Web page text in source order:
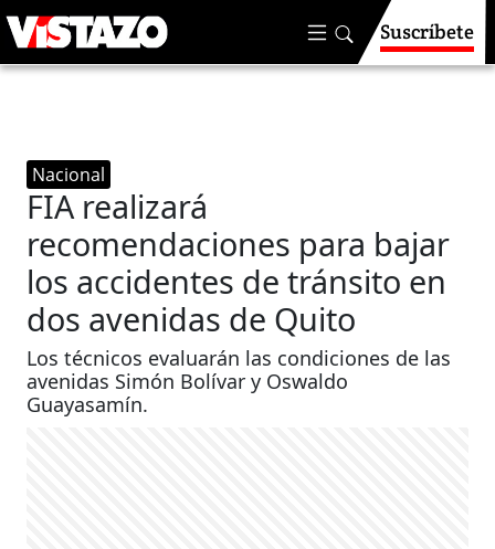
Suscríbete
Nacional
FIA realizará
recomendaciones para bajar
los accidentes de tránsito en
dos avenidas de Quito
Los técnicos evaluarán las condiciones de las
avenidas Simón Bolívar y Oswaldo
Guayasamín.